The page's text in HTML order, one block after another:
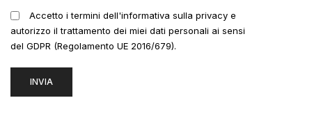
Accetto i termini dell'informativa sulla privacy e
autorizzo il trattamento dei miei dati personali ai sensi
del GDPR (Regolamento UE 2016/679).